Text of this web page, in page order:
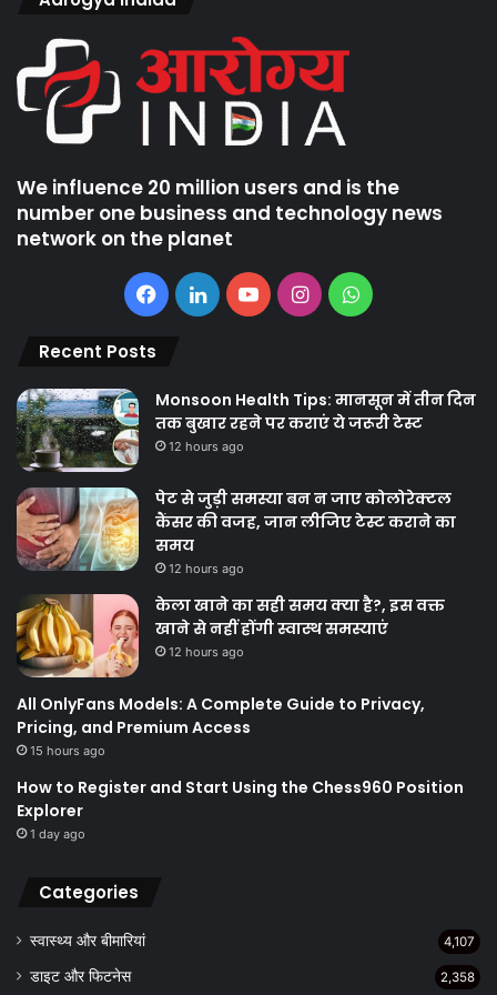
We influence 20 million users and is the
number one business and technology news
network on the planet
Facebook
LinkedInYouTubeInstagramWhatsApp
Recent Posts
Monsoon Health Tips: मानसून में तीन दिन
तक बुखार रहने पर कराएं ये जरूरी टेस्ट
12 hours ago
पेट से जुड़ी समस्या बन न जाए कोलोरेक्टल
कैंसर की वजह, जान लीजिए टेस्ट कराने का
समय
12 hours ago
केला खाने का सही समय क्‍या है?, इस वक्त
खाने से नहीं होंगी स्वास्थ समस्याएं
12 hours ago
All OnlyFans Models: A Complete Guide to Privacy,
Pricing, and Premium Access
15 hours ago
How to Register and Start Using the Chess960 Position
Explorer
1 day ago
Categories
स्वास्थ्य और बीमारियां 4,107
डाइट और फिटनेस 2,358